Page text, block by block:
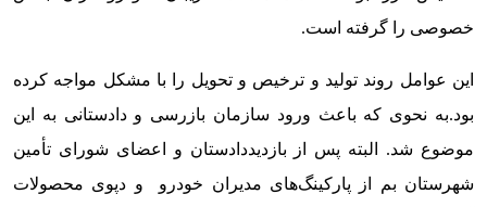
خصوصی را گرفته است.
این عوامل روند تولید و ترخیص و تحویل را با مشکل مواجه کرده
بود.به نحوی که باعث ورود سازمان بازرسی و دادستانی به این
موضوع شد. البته پس از بازدیددادستان و اعضای شورای تأمین
شهرستان بم از پارکینگ‌های مدیران خودرو و دپوی محصولات